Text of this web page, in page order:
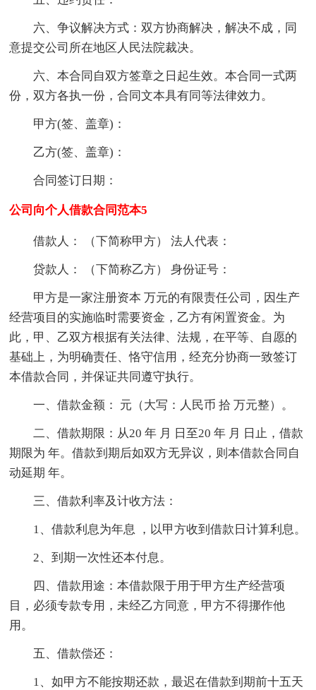
六、争议解决方式：双方协商解决，解决不成，同
意提交公司所在地区人民法院裁决。
六、本合同自双方签章之日起生效。本合同一式两
份，双方各执一份，合同文本具有同等法律效力。
甲方(签、盖章)：
乙方(签、盖章)：
合同签订日期：
公司向个人借款合同范本5
借款人： （下简称甲方） 法人代表：
贷款人： （下简称乙方） 身份证号：
甲方是一家注册资本 万元的有限责任公司，因生产
经营项目的实施临时需要资金，乙方有闲置资金。为
此，甲、乙双方根据有关法律、法规，在平等、自愿的
基础上，为明确责任、恪守信用，经充分协商一致签订
本借款合同，并保证共同遵守执行。
一、借款金额： 元（大写：人民币 拾 万元整）。
二、借款期限：从20 年 月 日至20 年 月 日止，借款
期限为 年。借款到期后如双方无异议，则本借款合同自
动延期 年。
三、借款利率及计收方法：
1、借款利息为年息 ，以甲方收到借款日计算利息。
2、到期一次性还本付息。
四、借款用途：本借款限于用于甲方生产经营项
目，必须专款专用，未经乙方同意，甲方不得挪作他
用。
五、借款偿还：
1、如甲方不能按期还款，最迟在借款到期前十五天